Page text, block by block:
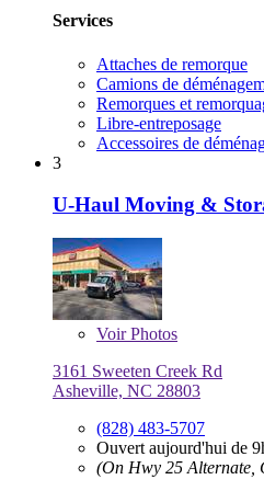
Services
Attaches de remorque
Camions de
Remorques et
Libre-entreposage
Accessoires de
3
U-Haul Moving &
VoirPhotos
3161 Sweeten Creek Rd
Asheville, NC 28803
(828) 483-5707
Ouvert aujourd'hui de
(On Hwy 25 Alternate,